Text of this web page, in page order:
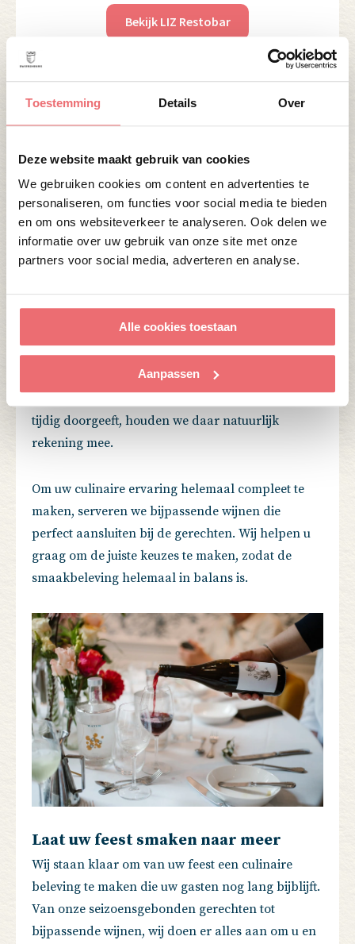
Toestemming Details Over
Deze website maakt gebruik van cookies
We gebruiken cookies om content en advertenties te
personaliseren, om functies voor social media te bieden
en om ons websiteverkeer te analyseren. Ook delen we
informatie over uw gebruik van onze site met onze
partners voor social media, adverteren en analyse.
Alle cookies toestaan
Aanpassen
Bekijk LIZ Restobar
Bij Swijnenburg willen we dat iedereen aan tafel
kan genieten. Daarom bieden we altijd een
origineel en verrukkelijk vegetarisch alternatief
voor onze vlees- en visgerechten. En geen zorgen
als u speciale dieetwensen heeft – mits u deze
tijdig doorgeeft, houden we daar natuurlijk
rekening mee.
Om uw culinaire ervaring helemaal compleet te
maken, serveren we bijpassende wijnen die
perfect aansluiten bij de gerechten. Wij helpen u
graag om de juiste keuzes te maken, zodat de
smaakbeleving helemaal in balans is.
Laat uw feest smaken naar meer
Wij staan klaar om van uw feest een culinaire
beleving te maken die uw gasten nog lang bijblijft.
Van onze seizoensgebonden gerechten tot
bijpassende wijnen, wij doen er alles aan om u en